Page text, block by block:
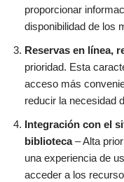
proporcionar
disponibilidad de los
Reservas en línea,
prioridad. Esta
acceso más
reducir la necesidad
Integración con el
biblioteca– Alta
una experiencia de
acceder a los